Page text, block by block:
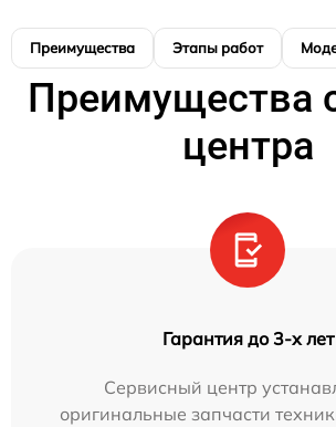
Преимущества Этапы работ
Преимущества
центра
Гарантия до 3-х лет
Сервисный центр
оригинальные запчасти